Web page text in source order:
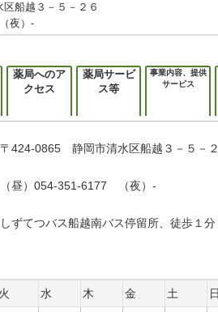
船越３－５－２６
夜）-
薬局へのア
クセス
薬局サービ
ス等
事業内容、提供
サービス
〒424-0865 静岡市清水区船越３－５－
（昼）054-351-6177 （夜）-
しずてつバス船越南バス停留所、徒歩１分
火 水 木 金 土